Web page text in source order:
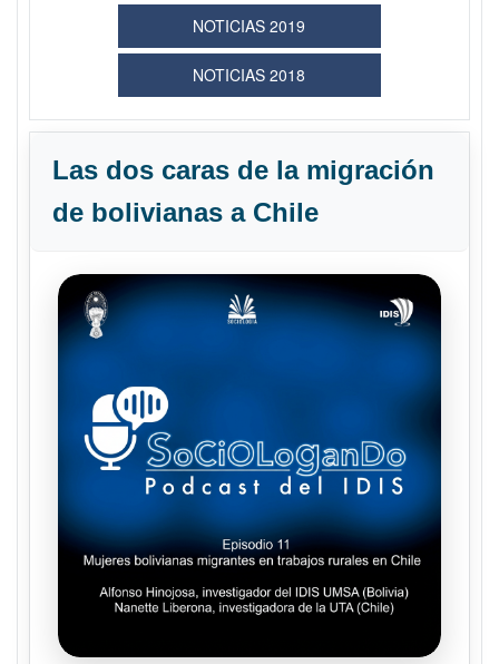
NOTICIAS 2019
NOTICIAS 2018
Las dos caras de la migración
de bolivianas a Chile